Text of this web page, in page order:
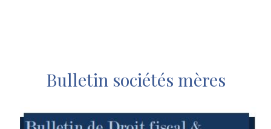
Bulletin sociétés mères